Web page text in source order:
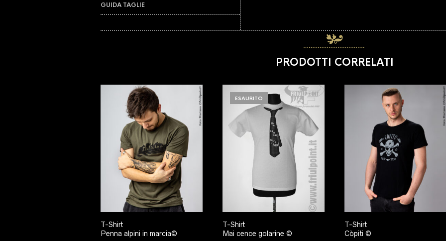
GUIDA TAGLIE
PRODOTTI CORRELATI
T-Shirt
Penna alpini in marcia©
ESAURITO
T-Shirt
Mai cence golarine ©
T-Shirt
Còpiti ©